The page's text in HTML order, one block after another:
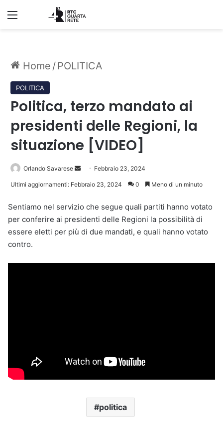
Menu
Home / POLITICA
POLITICA
Politica, terzo mandato ai
presidenti delle Regioni, la
situazione [VIDEO]
Orlando Savarese
Invia Febbraio 23, 2024
Ultimi aggiornamenti: Febbraio 23, 2024 0 Meno di un minuto
Sentiamo nel servizio che segue quali partiti hanno votato
per conferire ai presidenti delle Regioni la possibilità di
essere eletti per più di due mandati, e quali hanno votato
contro.
politica